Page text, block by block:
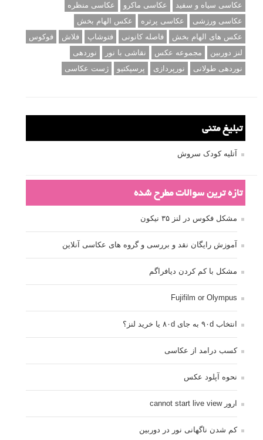
عکاسی سیاه و سفید
عکاسی ماکرو
عکاسی منظره
عکاسی ورزشی
عکاسی پرتره
عکس الهام بخش
عکس های الهام بخش
فاصله کانونی فتوشاپ فلاش
فوکوس
لنز دوربین
مجموعه عکس نقاشی با نور
نوردهی
نوردهی طولانی
نورپردازی پرسپکتیو ژست عکاسی
تبلیغ متنی
آتلیه کودک سروش
تازه ترین سوالات مطرح شده
مشکل فکوس در لنز ۳۵ نیکون
آموزش رایگان نقد و بررسی و گروه های عکاسی آنلاین
مشکل با کم کردن دیافراگم
Fujifilm or Olympus
انتخاب ۹۰d به جای ۸۰d یا خرید لنز؟
کسب درامد از عکاسی
نحوه آپلود عکس
ارور cannot start live view
کم شدن ناگهانی نور در دوربین